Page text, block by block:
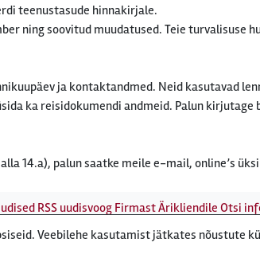
teenustasude hinnakirjale.
ning soovitud muudatused. Teie turvalisuse
ja kontaktandmed. Neid kasutavad
ka reisidokumendi andmeid. Palun
14.a), palun saatke meile e-mail, online’s
RSS uudisvoog FirmastÄrikliendile Otsi
Eesti - e-post: ebyroo[ät]reisiekspert.ee
Veebilehe kasutamist jätkates nõustute